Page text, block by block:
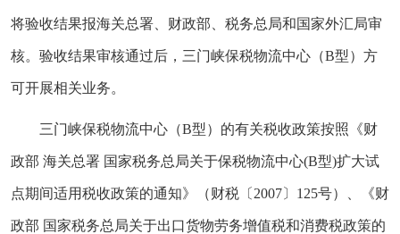
将验收结果报海关总署、财政部、税务总局和国家外汇局审
核。验收结果审核通过后，三门峡保税物流中心（B型）方
可开展相关业务。
三门峡保税物流中心（B型）的有关税收政策按照《财
政部 海关总署 国家税务总局关于保税物流中心(B型)扩大试
点期间适用税收政策的通知》（财税〔2007〕125号）、《财
政部 国家税务总局关于出口货物劳务增值税和消费税政策的